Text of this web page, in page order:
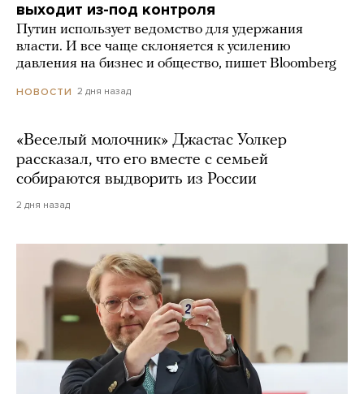
выходит из-под контроля
Путин использует ведомство для удержания
власти. И все чаще склоняется к усилению
давления на бизнес и общество, пишет Bloomberg
НОВОСТИ 2 дня назад
«Веселый молочник» Джастас Уолкер
рассказал, что его вместе с семьей
собираются выдворить из России
2 дня назад